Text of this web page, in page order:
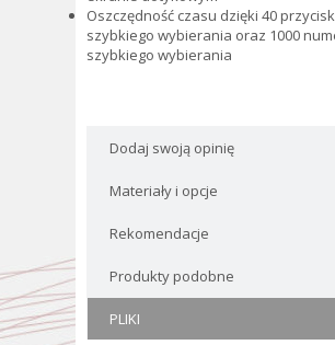
Oszczędność czasu dzięki 40
szybkiego wybierania oraz 1000
szybkiego wybierania
Dodaj swoją opinię
Materiały i opcje
Rekomendacje
Produkty podobne
PLIKI